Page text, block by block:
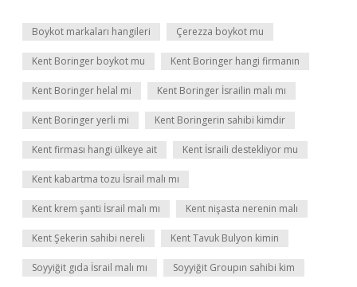
Boykot markaları hangileri Çerezza boykot mu
Kent Boringer boykot mu Kent Boringer hangi firmanın
Kent Boringer helal mi Kent Boringer İsrailin malı mı
Kent Boringer yerli mi Kent Boringerin sahibi kimdir
Kent firması hangi ülkeye ait Kent İsraili destekliyor mu
Kent kabartma tozu İsrail malı mı
Kent krem şanti İsrail malı mı Kent nişasta nerenin malı
Kent Şekerin sahibi nereli Kent Tavuk Bulyon kimin
Soyyiğit gıda İsrail malı mı Soyyiğit Groupın sahibi kim